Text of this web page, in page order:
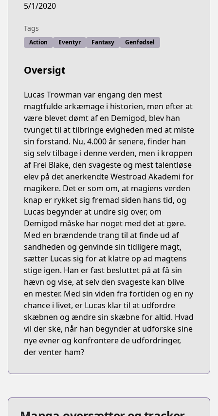
5/1/2020
Tags
Action Eventyr Fantasy Genfødsel
Oversigt
Lucas Trowman var engang den mest
magtfulde arkæmage i historien, men efter at
være blevet dømt af en Demigod, blev han
tvunget til at tilbringe evigheden med at miste
sin forstand. Nu, 4.000 år senere, finder han
sig selv tilbage i denne verden, men i kroppen
af Frei Blake, den svageste og mest talentløse
elev på det anerkendte Westroad Akademi for
magikere. Det er som om, at magiens verden
knap er rykket sig fremad siden hans tid, og
Lucas begynder at undre sig over, om
Demigod måske har noget med det at gøre.
Med en brændende trang til at finde ud af
sandheden og genvinde sin tidligere magt,
sætter Lucas sig for at klatre op ad magtens
stige igen. Han er fast besluttet på at få sin
hævn og vise, at selv den svageste kan blive
en mester. Med sin viden fra fortiden og en ny
chance i livet, er Lucas klar til at udfordre
skæbnen og ændre sin skæbne for altid. Hvad
vil der ske, når han begynder at udforske sine
nye evner og konfrontere de udfordringer,
der venter ham?